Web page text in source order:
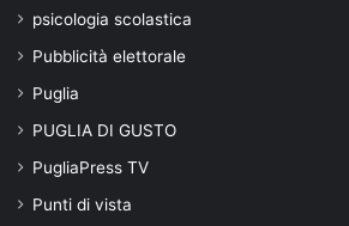
psicologia scolastica
Pubblicità elettorale
Puglia
PUGLIA DI GUSTO
PugliaPress TV
Punti di vista